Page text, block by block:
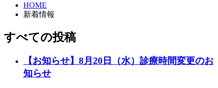
HOME
新着情報
すべての投稿
【お知らせ】8月20日（水）診療時間変更のお
知らせ